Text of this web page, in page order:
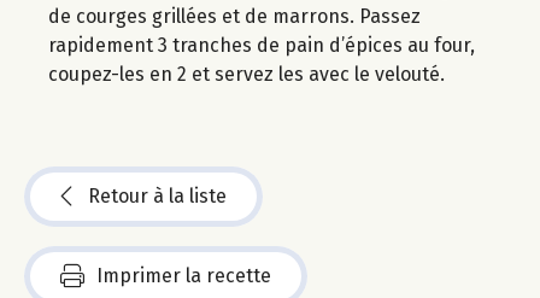
de courges grillées et de marrons. Passez
rapidement 3 tranches de pain d’épices au four,
coupez-les en 2 et servez les avec le velouté.
Retour à la liste
Imprimer la recette